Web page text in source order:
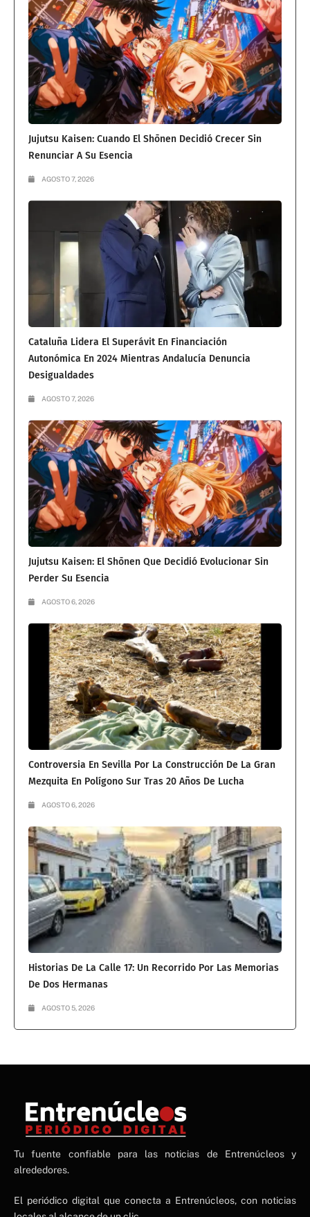
Jujutsu Kaisen: Cuando El Shōnen Decidió Crecer Sin
Renunciar A Su Esencia
AGOSTO 7, 2026
Cataluña Lidera El Superávit En Financiación
Autonómica En 2024 Mientras Andalucía Denuncia
Desigualdades
AGOSTO 7, 2026
Jujutsu Kaisen: El Shōnen Que Decidió Evolucionar Sin
Perder Su Esencia
AGOSTO 6, 2026
Controversia En Sevilla Por La Construcción De La Gran
Mezquita En Polígono Sur Tras 20 Años De Lucha
AGOSTO 6, 2026
Historias De La Calle 17: Un Recorrido Por Las Memorias
De Dos Hermanas
AGOSTO 5, 2026
NE
NEWS ELEMENTOR
Tu fuente confiable para las noticias de Entrenúcleos y
alrededores.
El periódico digital que conecta a Entrenúcleos, con noticias